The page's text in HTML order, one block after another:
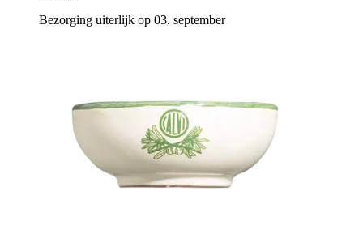
Bezorging uiterlijk op 03. september